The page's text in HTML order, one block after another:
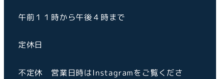
午前１１時から午後４時まで
定休日
不定休
営業日時はInstagramをご覧くださ